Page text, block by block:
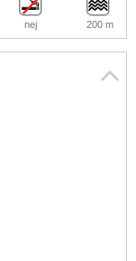
nej 200 m